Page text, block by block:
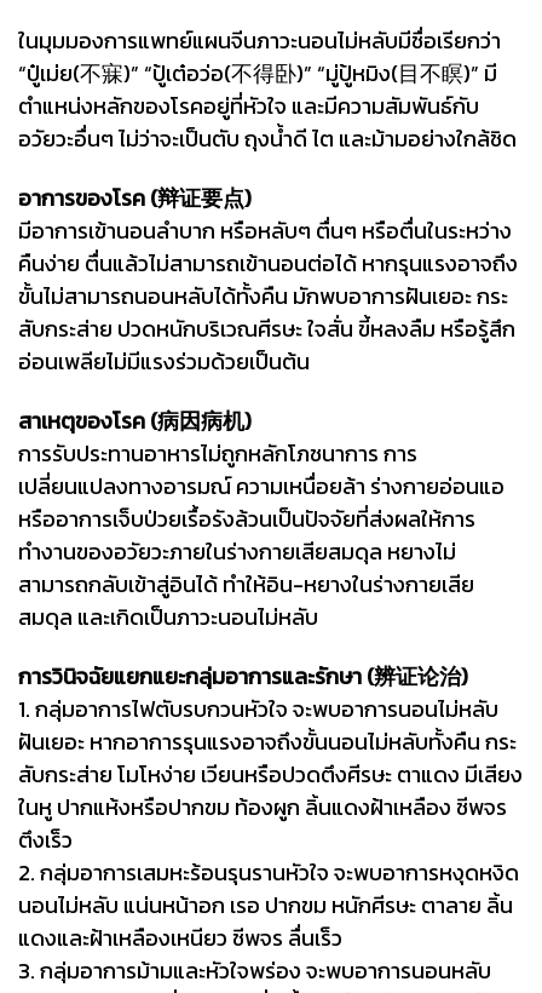
ในมุมมองการแพทย์แผนจีนภาวะนอนไม่หลับมีชื่อเรียกว่า
“ปู๋เม่ย(不寐)” “ปู้เต๋อว่อ(不得卧)” “มู่ปู้หมิง(目不瞑)” มี
ตำแหน่งหลักของโรคอยู่ที่หัวใจ และมีความสัมพันธ์กับ
อวัยวะอื่นๆ ไม่ว่าจะเป็นตับ ถุงน้ำดี ไต และม้ามอย่างใกล้ชิด
อาการของโรค (辩证要点)
มีอาการเข้านอนลำบาก หรือหลับๆ ตื่นๆ หรือตื่นในระหว่าง
คืนง่าย ตื่นแล้วไม่สามารถเข้านอนต่อได้ หากรุนแรงอาจถึง
ขั้นไม่สามารถนอนหลับได้ทั้งคืน มักพบอาการฝันเยอะ กระ
สับกระส่าย ปวดหนักบริเวณศีรษะ ใจสั่น ขี้หลงลืม หรือรู้สึก
อ่อนเพลียไม่มีแรงร่วมด้วยเป็นต้น
สาเหตุของโรค (病因病机)
การรับประทานอาหารไม่ถูกหลักโภชนาการ การ
เปลี่ยนแปลงทางอารมณ์ ความเหนื่อยล้า ร่างกายอ่อนแอ
หรืออาการเจ็บป่วยเรื้อรังล้วนเป็นปัจจัยที่ส่งผลให้การ
ทำงานของอวัยวะภายในร่างกายเสียสมดุล หยางไม่
สามารถกลับเข้าสู่อินได้ ทำให้อิน-หยางในร่างกายเสีย
สมดุล และเกิดเป็นภาวะนอนไม่หลับ
การวินิจฉัยแยกแยะกลุ่มอาการและรักษา (辨证论治)
1. กลุ่มอาการไฟตับรบกวนหัวใจ จะพบอาการนอนไม่หลับ
ฝันเยอะ หากอาการรุนแรงอาจถึงขั้นนอนไม่หลับทั้งคืน กระ
สับกระส่าย โมโหง่าย เวียนหรือปวดตึงศีรษะ ตาแดง มีเสียง
ในหู ปากแห้งหรือปากขม ท้องผูก ลิ้นแดงฝ้าเหลือง ชีพจร
ตึงเร็ว
2. กลุ่มอาการเสมหะร้อนรุนรานหัวใจ จะพบอาการหงุดหงิด
นอนไม่หลับ แน่นหน้าอก เรอ ปากขม หนักศีรษะ ตาลาย ลิ้น
แดงและฝ้าเหลืองเหนียว ชีพจร ลื่นเร็ว
3. กลุ่มอาการม้ามและหัวใจพร่อง จะพบอาการนอนหลับ